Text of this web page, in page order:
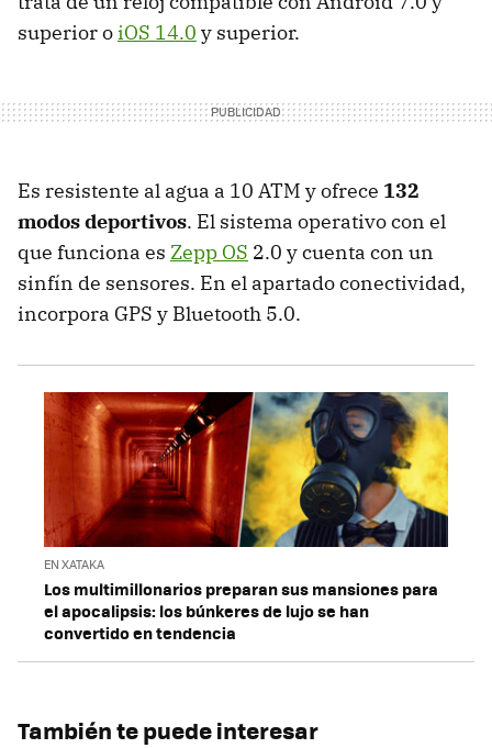
superior oiOS 14.0 y superior.
Es resistente al agua a 10 ATM y ofrece 132
modos deportivos. El sistema operativo con el
que funciona es Zepp OS 2.0 y cuenta con un
sinfín de sensores. En el apartado conectividad,
incorpora GPS y Bluetooth 5.0.
EN XATAKA
Los multimillonarios preparan sus mansiones para
el apocalipsis: los búnkeres de lujo se han
convertido en tendencia
También te puede interesar